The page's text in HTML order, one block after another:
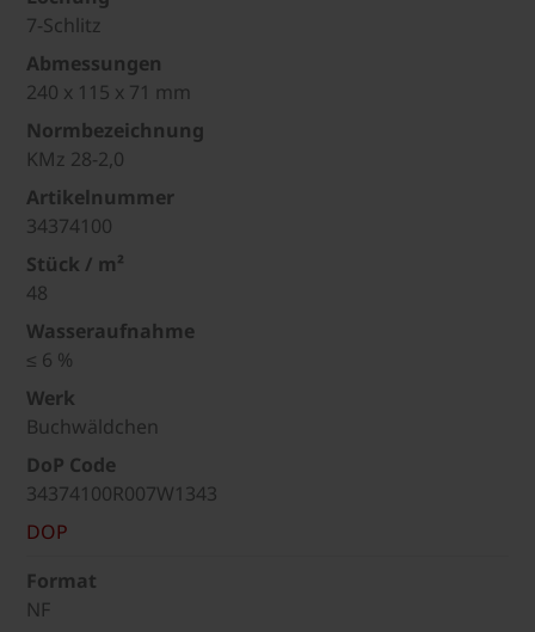
7-Schlitz
Abmessungen
240 x 115 x 71 mm
Normbezeichnung
KMz 28-2,0
Artikelnummer
34374100
Stück / m²
48
Wasseraufnahme
≤ 6 %
Werk
Buchwäldchen
DoP Code
34374100R007W1343
DOP
Format
NF